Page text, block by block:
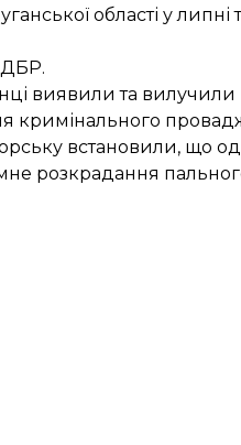
області у
ДБР.
виявили та
кримінального
встановили, що
розкрадання